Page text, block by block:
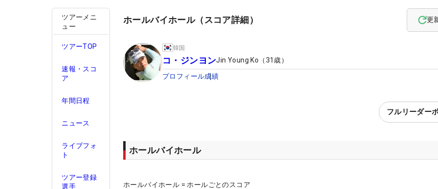
ツアーメニ
ュー
ツアーTOP
速報・スコ
ア
年間日程
ニュース
ライブフォ
ト
ツアー登録
選手
ホールバイホール（スコア詳細） 更
韓国
コ・ジンヨンJin Young Ko （31 歳）
プロフィール成績
フルリーダー
ホールバイホール
ホールバイホール = ホールごとのスコア